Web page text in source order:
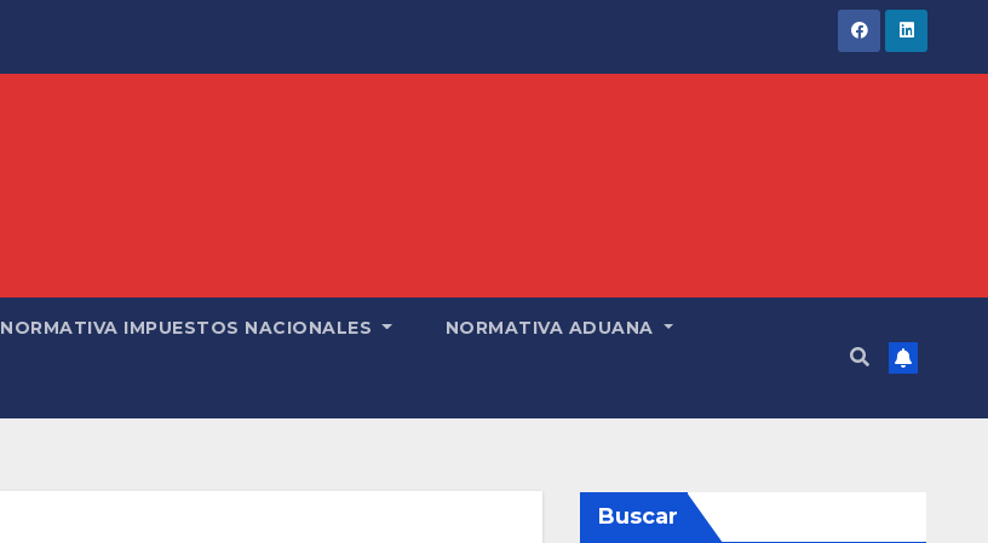
NORMATIVA IMPUESTOS NACIONALES NORMATIVA ADUANA
Buscar